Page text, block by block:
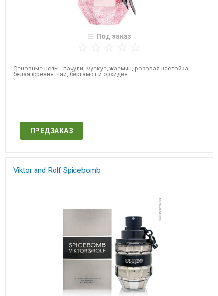
Под заказ
Основные ноты - пачули, мускус, жасмин, розовая настойка,
белая фрезия, чай, бергамот и орхидея.
ПРЕДЗАКАЗ
Viktor and Rolf​ Spicebomb